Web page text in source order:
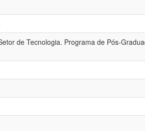
de Tecnologia. Programa de Pós-